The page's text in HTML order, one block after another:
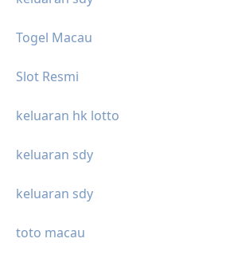
Togel Macau
Slot Resmi
keluaran hk lotto
keluaran sdy
keluaran sdy
toto macau